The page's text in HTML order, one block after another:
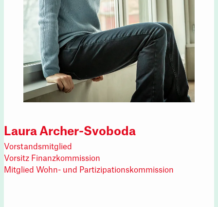
Laura Archer-Svoboda
Vorstandsmitglied
Vorsitz Finanzkommission
Mitglied Wohn- und Partizipationskommission